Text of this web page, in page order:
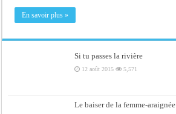
En savoir plus »
Si tu passes la rivière
12 août 2015 5,571
Le baiser de la femme-araignée